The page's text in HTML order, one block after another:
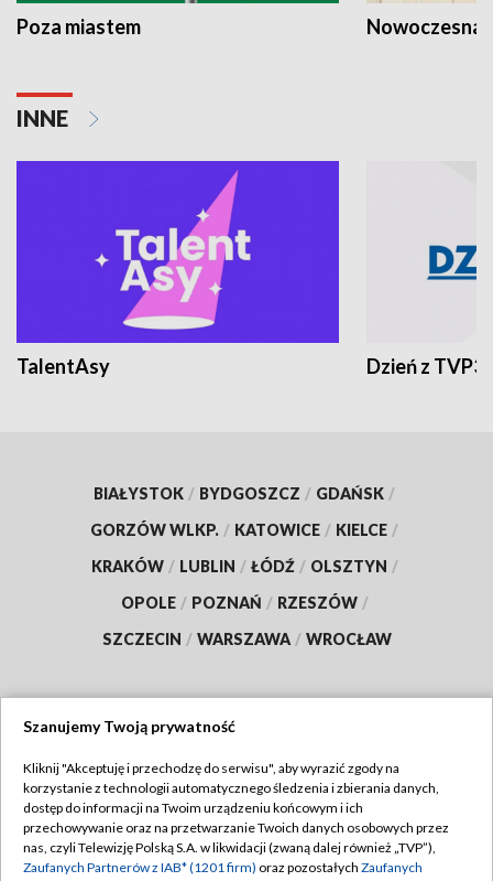
Poza miastem Nowoczesna
INNE
TalentAsy Dzień z TVP3
BIAŁYSTOK / BYDGOSZCZ / GDAŃSK /
GORZÓW WLKP. / KATOWICE / KIELCE /
KRAKÓW / LUBLIN / ŁÓDŹ / OLSZTYN /
OPOLE / POZNAŃ / RZESZÓW /
SZCZECIN / WARSZAWA / WROCŁAW
TVP
Abonament TVP
Emisja w TVP
Regulamin TVP
Polityka prywatności
Szanujemy Twoją prywatność
Kliknij "Akceptuję i przechodzę do serwisu", aby wyrazić zgody na
korzystanie z technologii automatycznego śledzenia i zbierania danych,
dostęp do informacji na Twoim urządzeniu końcowym i ich
przechowywanie oraz na przetwarzanie Twoich danych osobowych przez
nas, czyli Telewizję Polską S.A. w likwidacji (zwaną dalej również „TVP”),
Zaufanych Partnerów z IAB* (1201 firm) oraz pozostałych Zaufanych